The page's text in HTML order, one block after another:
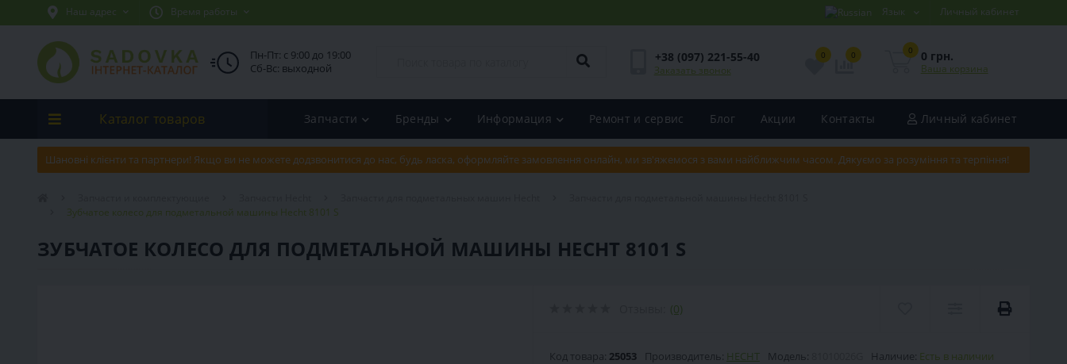
Наш адрес Время работы Язык Личный кабинет
Пн-Пт: с 9:00 до 19:00
Сб-Вс: выходной
+38 (097) 221-55-40
Заказать звонок
0 0 0 0 грн.
Ваша корзина
Каталог товаров Запчасти Бренды Информация Ремонт и сервис Блог Акции Контакты Личный кабинет
Шановні клієнти та партнери! Якщо ви не можете додзвонитися до нас, будь ласка, оформляйте замовлення онлайн, ми зв'яжемося з вами найближчим часом. Дякуємо за розуміння та терпіння!
Зубчатое колесо для подметальной машины Hecht 8101 S
ЗУБЧАТОЕ КОЛЕСО ДЛЯ ПОДМЕТАЛЬНОЙ МАШИНЫ HECHT 8101 S
(0)
Код товара: 25053 Производитель: HECHT Модель: Наличие: Есть в наличии